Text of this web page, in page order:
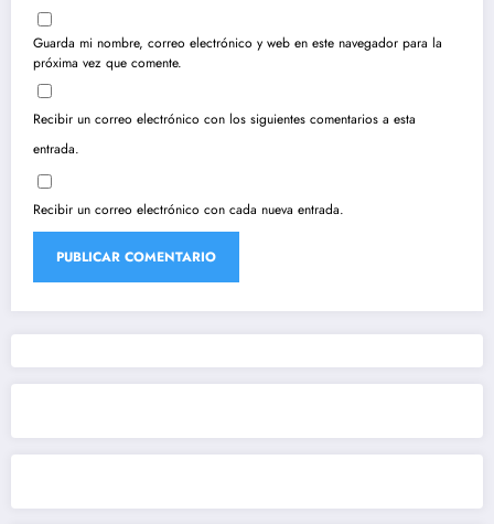
Guarda mi nombre, correo electrónico y web en este navegador para la
próxima vez que comente.
Recibir un correo electrónico con los siguientes comentarios a esta
entrada.
Recibir un correo electrónico con cada nueva entrada.